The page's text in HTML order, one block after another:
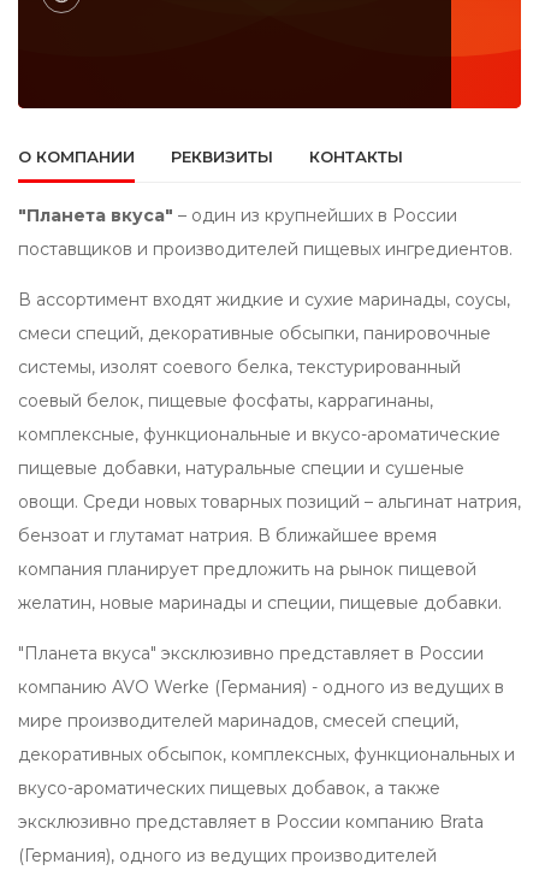
О КОМПАНИИ РЕКВИЗИТЫ КОНТАКТЫ
"Планета вкуса" – один из крупнейших в России
поставщиков и производителей пищевых ингредиентов.
В ассортимент входят жидкие и сухие маринады, соусы,
смеси специй, декоративные обсыпки, панировочные
системы, изолят соевого белка, текстурированный
соевый белок, пищевые фосфаты, каррагинаны,
комплексные, функциональные и вкусо-ароматические
пищевые добавки, натуральные специи и сушеные
овощи. Среди новых товарных позиций – альгинат натрия,
бензоат и глутамат натрия. В ближайшее время
компания планирует предложить на рынок пищевой
желатин, новые маринады и специи, пищевые добавки.
"Планета вкуса" эксклюзивно представляет в России
компанию AVO Werke (Германия) - одного из ведущих в
мире производителей маринадов, смесей специй,
декоративных обсыпок, комплексных, функциональных и
вкусо-ароматических пищевых добавок, а также
эксклюзивно представляет в России компанию Brata
(Германия), одного из ведущих производителей